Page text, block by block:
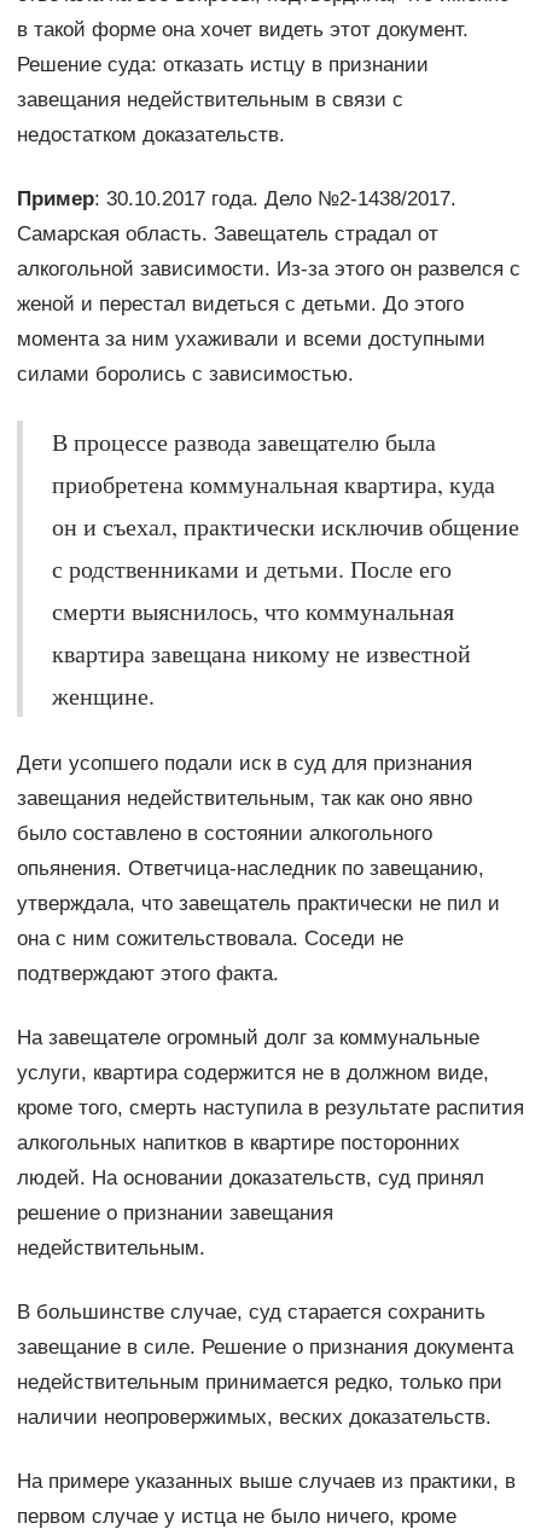
в такой форме она хочет видеть этот документ.
Решение суда: отказать истцу в признании
завещания недействительным в связи с
недостатком доказательств.
Пример: 30.10.2017 года. Дело №2-1438/2017.
Самарская область. Завещатель страдал от
алкогольной зависимости. Из-за этого он развелся с
женой и перестал видеться с детьми. До этого
момента за ним ухаживали и всеми доступными
силами боролись с зависимостью.
В процессе развода завещателю была
приобретена коммунальная квартира, куда
он и съехал, практически исключив общение
с родственниками и детьми. После его
смерти выяснилось, что коммунальная
квартира завещана никому не известной
женщине.
Дети усопшего подали иск в суд для признания
завещания недействительным, так как оно явно
было составлено в состоянии алкогольного
опьянения. Ответчица-наследник по завещанию,
утверждала, что завещатель практически не пил и
она с ним сожительствовала. Соседи не
подтверждают этого факта.
На завещателе огромный долг за коммунальные
услуги, квартира содержится не в должном виде,
кроме того, смерть наступила в результате распития
алкогольных напитков в квартире посторонних
людей. На основании доказательств, суд принял
решение о признании завещания
недействительным.
В большинстве случае, суд старается сохранить
завещание в силе. Решение о признания документа
недействительным принимается редко, только при
наличии неопровержимых, веских доказательств.
На примере указанных выше случаев из практики, в
первом случае у истца не было ничего, кроме